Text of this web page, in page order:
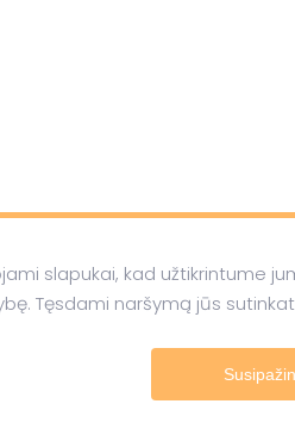
slapukai, kad užtikrintume
Tęsdami naršymą jūs